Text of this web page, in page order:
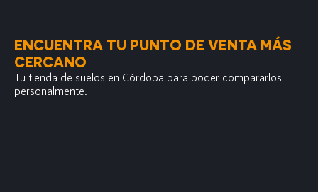
ENCUENTRA TU PUNTO DE VENTA MÁS
CERCANO
Tu tienda de suelos en Córdoba para poder compararlos
personalmente.